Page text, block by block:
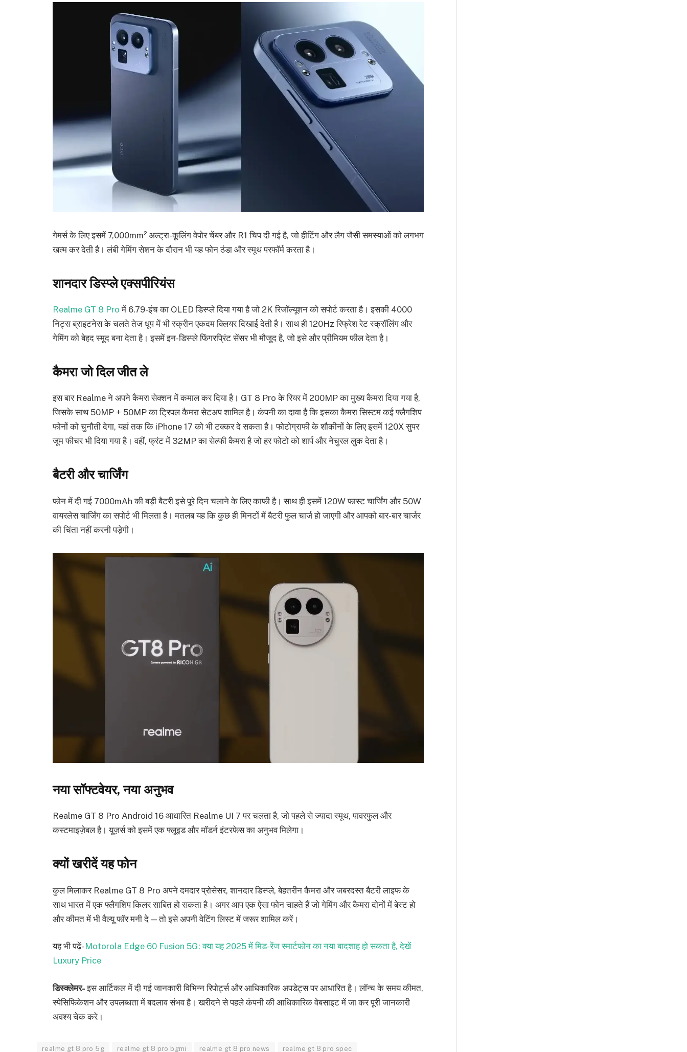
गेमर्स के लिए इसमें 7,000mm² अल्ट्रा-कूलिंग वेपोर चेंबर और R1 चिप दी गई है, जो हीटिंग और लैग जैसी समस्याओं को लगभग
खत्म कर देती है। लंबी गेमिंग सेशन के दौरान भी यह फोन ठंडा और स्मूथ परफॉर्म करता है।
शानदार डिस्प्ले एक्सपीरियंस
Realme GT 8 Pro में 6.79-इंच का OLED डिस्प्ले दिया गया है जो 2K रिजॉल्यूशन को सपोर्ट करता है। इसकी 4000
निट्स ब्राइटनेस के चलते तेज धूप में भी स्क्रीन एकदम क्लियर दिखाई देती है। साथ ही 120Hz रिफ्रेश रेट स्क्रॉलिंग और
गेमिंग को बेहद स्मूद बना देता है। इसमें इन-डिस्प्ले फिंगरप्रिंट सेंसर भी मौजूद है, जो इसे और प्रीमियम फील देता है।
कैमरा जो दिल जीत ले
इस बार Realme ने अपने कैमरा सेक्शन में कमाल कर दिया है। GT 8 Pro के रियर में 200MP का मुख्य कैमरा दिया गया है,
जिसके साथ 50MP + 50MP का ट्रिपल कैमरा सेटअप शामिल है। कंपनी का दावा है कि इसका कैमरा सिस्टम कई फ्लैगशिप
फोनों को चुनौती देगा, यहां तक कि iPhone 17 को भी टक्कर दे सकता है। फोटोग्राफी के शौकीनों के लिए इसमें 120X सुपर
जूम फीचर भी दिया गया है। वहीं, फ्रंट में 32MP का सेल्फी कैमरा है जो हर फोटो को शार्प और नेचुरल लुक देता है।
बैटरी और चार्जिंग
फोन में दी गई 7000mAh की बड़ी बैटरी इसे पूरे दिन चलाने के लिए काफी है। साथ ही इसमें 120W फास्ट चार्जिंग और 50W
वायरलेस चार्जिंग का सपोर्ट भी मिलता है। मतलब यह कि कुछ ही मिनटों में बैटरी फुल चार्ज हो जाएगी और आपको बार-बार चार्जर
की चिंता नहीं करनी पड़ेगी।
नया सॉफ्टवेयर, नया अनुभव
Realme GT 8 Pro Android 16 आधारित Realme UI 7 पर चलता है, जो पहले से ज्यादा स्मूथ, पावरफुल और
कस्टमाइज़ेबल है। यूज़र्स को इसमें एक फ्लूइड और मॉडर्न इंटरफेस का अनुभव मिलेगा।
क्यों खरीदें यह फोन
कुल मिलाकर Realme GT 8 Pro अपने दमदार प्रोसेसर, शानदार डिस्प्ले, बेहतरीन कैमरा और जबरदस्त बैटरी लाइफ के
साथ भारत में एक फ्लैगशिप किलर साबित हो सकता है। अगर आप एक ऐसा फोन चाहते हैं जो गेमिंग और कैमरा दोनों में बेस्ट हो
और कीमत में भी वैल्यू फॉर मनी दे — तो इसे अपनी वेटिंग लिस्ट में जरूर शामिल करें।
यह भी पढ़ें- Motorola Edge 60 Fusion 5G: क्या यह 2025 में मिड-रेंज स्मार्टफोन का नया बादशाह हो सकता है, देखें
Luxury Price
डिस्क्लेमर-इस आर्टिकल में दी गई जानकारी विभिन्न रिपोर्ट्स और आधिकारिक अपडेट्स पर आधारित है। लॉन्च के समय कीमत,
स्पेसिफिकेशन और उपलब्धता में बदलाव संभव है। खरीदने से पहले कंपनी की आधिकारिक वेबसाइट में जा कर पूरी जानकारी
अवश्य चेक करे।
realme gt 8 pro 5g realme gt 8 pro bgmi realme gt 8 pro news realme gt 8 pro spec